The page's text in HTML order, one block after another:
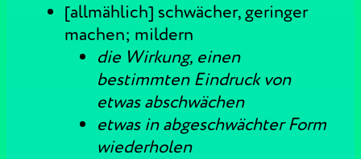
[allmählich] schwächer, geringer
machen; mildern
die Wirkung, einen
bestimmten Eindruck von
etwas abschwächen
etwas in abgeschwächter Form
wiederholen